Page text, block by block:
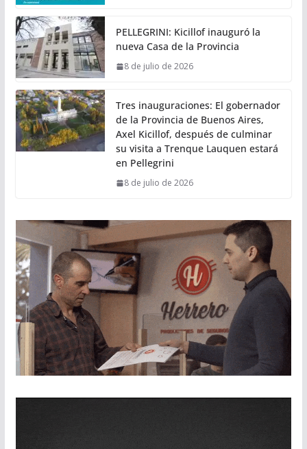
PELLEGRINI: Kicillof inauguró la
nueva Casa de la Provincia
8 de julio de 2026
Tres inauguraciones: El gobernador
de la Provincia de Buenos Aires,
Axel Kicillof, después de culminar
su visita a Trenque Lauquen estará
en Pellegrini
8 de julio de 2026